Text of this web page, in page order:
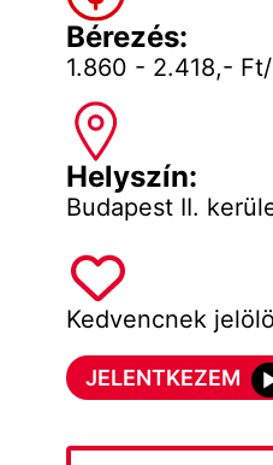
Bérezés:
1.860 - 2.418,-
Helyszín:
Budapest II.
Kedvencnek
JELENTKEZEM